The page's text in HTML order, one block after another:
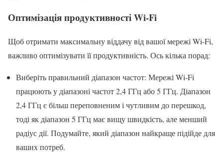
Оптимізація продуктивності Wi-Fi
Щоб отримати максимальну віддачу від вашої мережі Wi-Fi,
важливо оптимізувати її продуктивність. Ось кілька порад:
Виберіть правильний діапазон частот: Мережі Wi-Fi
працюють у діапазоні частот 2,4 ГГц або 5 ГГц. Діапазон
2,4 ГГц є більш переповненим і чутливим до перешкод,
тоді як діапазон 5 ГГц має вищу швидкість, але менший
радіус дії. Подумайте, який діапазон найкраще підійде для
ваших потреб.